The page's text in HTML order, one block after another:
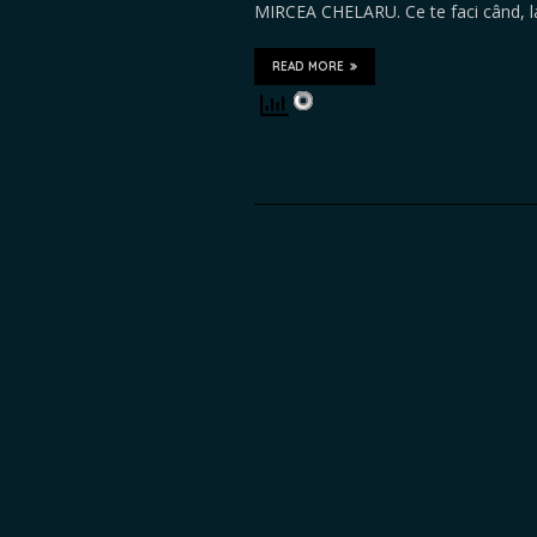
MIRCEA CHELARU. Ce te faci când,
READ MORE